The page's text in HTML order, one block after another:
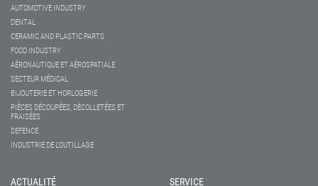
AUTOMOTIVE INDUSTRY
DENTAL
CERAMIC AND PLASTIC PARTS
FOOD INDUSTRY
AÉRONAUTIQUE ET AÉROSPATIALE
SECTEUR MÉDICAL
BIJOUTERIE ET HORLOGERIE
PIÈCES DÉCOUPÉES, DÉCOLLETÉES ET
FRAISÉES
DEFENCE
INDUSTRIE DE L'OUTILLAGE
ACTUALITÉ SERVICE